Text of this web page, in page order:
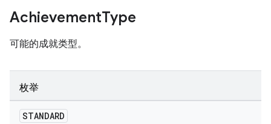
AchievementType
可能的成就类型。
枚举
STANDARD